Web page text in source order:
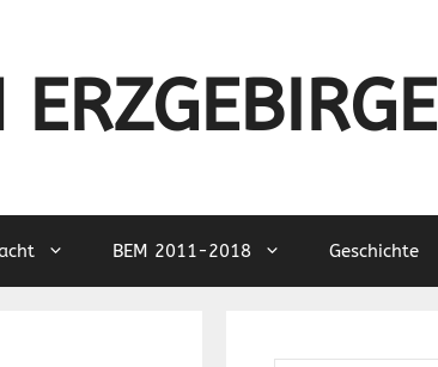
BEM 2011-2018 Geschichte